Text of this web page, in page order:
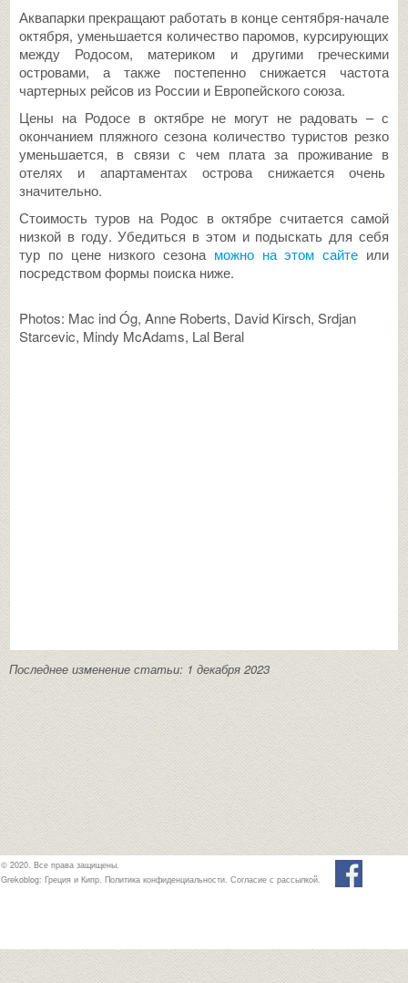
Аквапарки прекращают работать в конце сентября-начале
октября, уменьшается количество паромов, курсирующих
между Родосом, материком и другими греческими
островами, а также постепенно снижается частота
чартерных рейсов из России и Европейского союза.
Цены на Родосе в октябре не могут не радовать – с
окончанием пляжного сезона количество туристов резко
уменьшается, в связи с чем плата за проживание в
отелях и апартаментах острова снижается очень
значительно.
Стоимость туров на Родос в октябре считается самой
низкой в году. Убедиться в этом и подыскать для себя
тур по цене низкого сезона можно на этом сайте или
посредством формы поиска ниже.
Photos: Mac ind Óg, Anne Roberts, David Kirsch, Srdjan
Starcevic, Mindy McAdams, Lal Beral
Последнее изменение статьи: 1 декабря 2023
© 2020. Все права защищены.
Grekoblog: Греция и Кипр. Политика конфиденциальности. Согласие с рассылкой.